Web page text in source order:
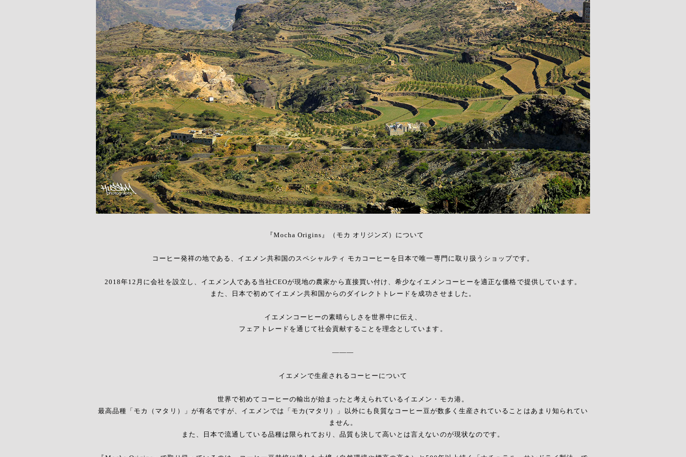
『Mocha Origins』（モカ オリジンズ）について
コーヒー発祥の地である、イエメン共和国のスペシャルティ モカコーヒーを日本で唯一専門に取り扱うショップです。
2018年12月に会社を設立し、イエメン人である当社CEOが現地の農家から直接買い付け、希少なイエメンコーヒーを適正な価格で提供しています。
また、日本で初めてイエメン共和国からのダイレクトトレードを成功させました。
イエメンコーヒーの素晴らしさを世界中に伝え、
フェアトレードを通じて社会貢献することを理念としています。
———
イエメンで生産されるコーヒーについて
世界で初めてコーヒーの輸出が始まったと考えられているイエメン・モカ港。
最高品種「モカ（マタリ）」が有名ですが、イエメンでは「モカ(マタリ）」以外にも良質なコーヒー豆が数多く生産されていることはあまり知られてい
ません。
また、日本で流通している品種は限られており、品質も決して高いとは言えないのが現状なのです。